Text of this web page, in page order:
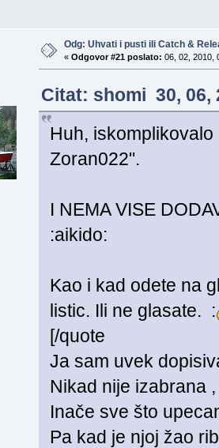
Odg: Uhvati i pusti ili Catch &
« Odgovor #21 poslato: 06, 02, 2010,
Citat: shomi 30, 06,
Huh,
Zoran022".
I NEMA VISE
:aikido:
Kao i kad odete na
listic. Ili ne glasate. :
[/quote
Ja sam uvek
Nikad nije izabrana
Inače sve što
Pa kad je njoj žao